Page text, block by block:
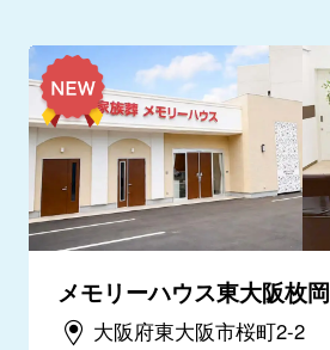
メモリーハウス東大阪枚岡
大阪府東大阪市桜町2-2